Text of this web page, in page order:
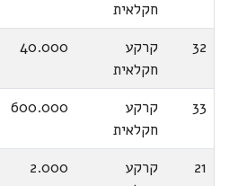
חקלאית
32
קרקע
חקלאית
40.000
33
קרקע
חקלאית
600.000
21
קרקע
2.000